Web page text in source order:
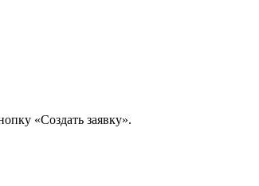
«Создать заявку».